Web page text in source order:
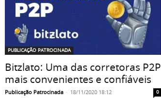
PUBLICAÇÃO PATROCINADA
Bitzlato: Uma das corretoras P2P
mais convenientes e confiáveis
Publicação Patrocinada - 18/11/2020 18:12 0